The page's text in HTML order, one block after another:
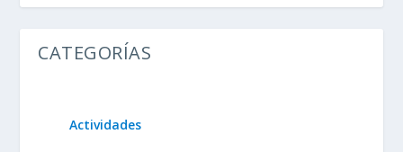
CATEGORÍAS
Actividades